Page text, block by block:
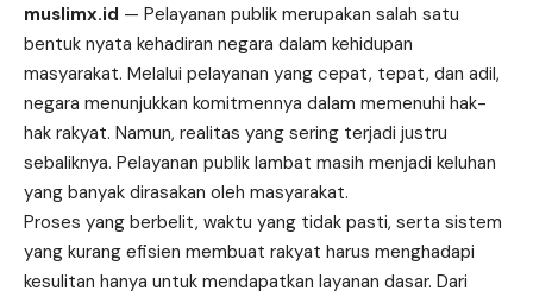
muslimx.id — Pelayanan publik merupakan salah satu
bentuk nyata kehadiran negara dalam kehidupan
masyarakat. Melalui pelayanan yang cepat, tepat, dan adil,
negara menunjukkan komitmennya dalam memenuhi hak-
hak rakyat. Namun, realitas yang sering terjadi justru
sebaliknya. Pelayanan publik lambat masih menjadi keluhan
yang banyak dirasakan oleh masyarakat.
Proses yang berbelit, waktu yang tidak pasti, serta sistem
yang kurang efisien membuat rakyat harus menghadapi
kesulitan hanya untuk mendapatkan layanan dasar. Dari